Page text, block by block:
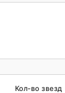
Кол-во звезд